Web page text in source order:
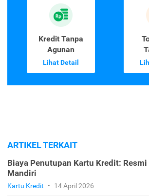
Kredit Tanpa
Agunan
Lihat Detail
ARTIKEL TERKAIT
Biaya Penutupan Kartu Kredit: Resmi
Mandiri
Kartu Kredit • 14 April 2026